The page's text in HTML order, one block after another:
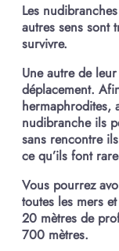
Les
autres sens sont
survivre.
Une autre de
déplacement.
hermaphrodites,
nudibranche ils
sans rencontre
ce qu’ils font
Vous pourrez
toutes les mers
20 mètres de
700 mètres.